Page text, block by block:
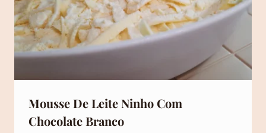
Mousse De Leite Ninho Com
Chocolate Branco